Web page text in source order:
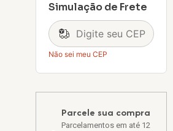
Simulação de Frete
Não sei meu CEP
Parcele sua compra
Parcelamentos em até 12